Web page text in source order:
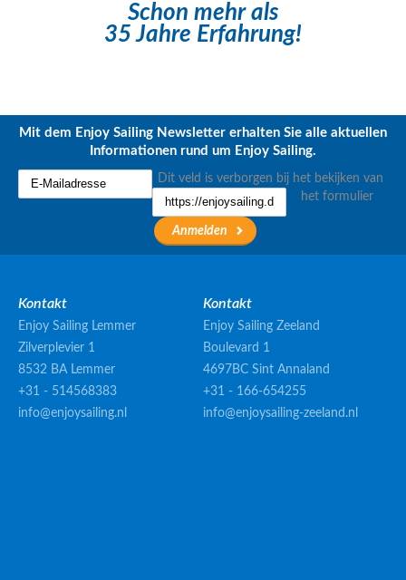
Schon mehr als
35 Jahre Erfahrung!
Mit dem Enjoy Sailing Newsletter erhalten Sie alle aktuellen
Informationen rund um Enjoy Sailing.
Dit veld is verborgen bij het bekijken van
het formulier
Kontakt
Enjoy Sailing Lemmer
Zilverplevier 1
8532 BA Lemmer
+31 - 514568383
info@enjoysailing.nl
Kontakt
Enjoy Sailing Zeeland
Boulevard 1
4697BC Sint Annaland
+31 - 166-654255
info@enjoysailing-zeeland.nl